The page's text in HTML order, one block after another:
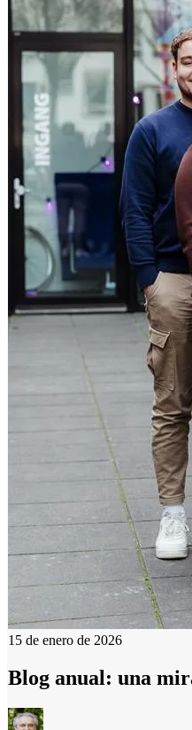
15 de enero de 2026
Blog anual: una